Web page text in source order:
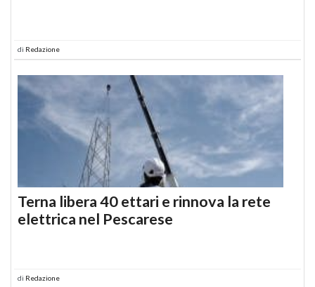
di Redazione
Terna libera 40 ettari e rinnova la rete
elettrica nel Pescarese
di Redazione